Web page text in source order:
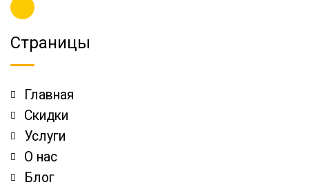
Страницы
Главная
Скидки
Услуги
О нас
Блог